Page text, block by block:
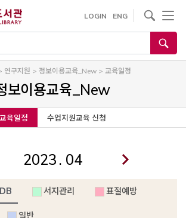
LOGIN ENG
연구지원 > 정보이용교육_New> 교육일정
보이용교육_New
교육일정 수업지원교육 신청
.
서지관리 표절예방
일반